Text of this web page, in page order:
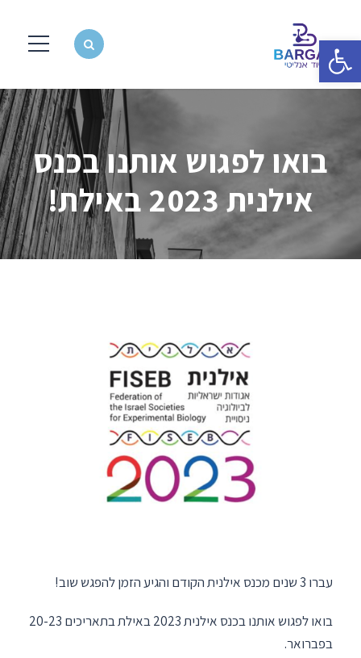
פתח סרגל נגישות
בואו לפגוש אותנו בכנס
אילנית 2023 באילת!
עברו 3 שנים מכנס אילנית הקודם והגיע הזמן להפגש שוב!
בואו לפגוש אותנו בכנס אילנית 2023 באילת בתאריכים 20-23
בפברואר.